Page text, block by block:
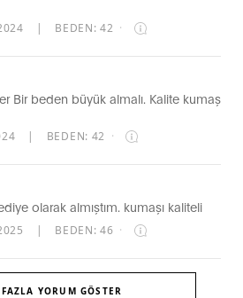
| BEDEN: 42 ·
Bir beden büyük almalı. Kalite kumaş
| BEDEN: 42 ·
olarak almıştım. kumaşı kaliteli
| BEDEN: 46 ·
YORUM GÖSTER